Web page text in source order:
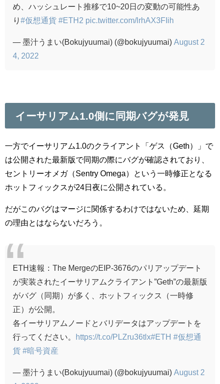
め、ハッシュレート推移で10~20日の変動の可能性あ
り #仮想通貨 #ETH2 pic.twitter.com/lrhAX3FIih
— 墨汁うまい(Bokujyuumai) (@bokujyuumai) August 2
4, 2022
イーサリアム1.0側に同期バグが発見
一方でイーサリアム1.0のクライアント「ゲス（Geth）」で
は公開された最新版で同期の際にバグが確認されており、
セントリーオメガ（Sentry Omega）という一時修正となる
ホットフィックスが24日夜に公開されている。
だがこのバグはマージに関係するわけではないため、延期
の理由とはならないだろう。
ETH速報：The MergeのEIP-3676のパリアップデート
が実装されたイーサリアムクライアント”Geth”の最新版
がバグ（同期）が多く、ホットフィックス（一時修
正）が公開。
各イーサリアムノードとバリデータはアップデートを
行ってください。
https://t.co/PLZru36tlx#ETH #仮想通
貨 #暗号資産
— 墨汁うまい(Bokujyuumai) (@bokujyuumai) August 2